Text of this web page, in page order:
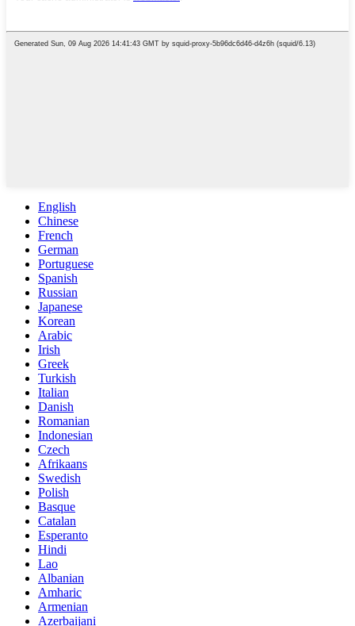
English
Chinese
French
German
Portuguese
Spanish
Russian
Japanese
Korean
Arabic
Irish
Greek
Turkish
Italian
Danish
Romanian
Indonesian
Czech
Afrikaans
Swedish
Polish
Basque
Catalan
Esperanto
Hindi
Lao
Albanian
Amharic
Armenian
Azerbaijani